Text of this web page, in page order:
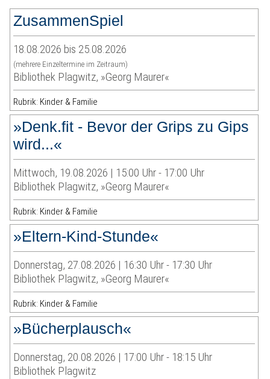
ZusammenSpiel
18.08.2026 bis 25.08.2026
(mehrere Einzeltermine im Zeitraum)
Bibliothek Plagwitz, »Georg Maurer«
Rubrik: Kinder & Familie
»Denk.fit - Bevor der Grips zu Gips
wird...«
Mittwoch, 19.08.2026 | 15:00 Uhr - 17:00 Uhr
Bibliothek Plagwitz, »Georg Maurer«
Rubrik: Kinder & Familie
»Eltern-Kind-Stunde«
Donnerstag, 27.08.2026 | 16:30 Uhr - 17:30 Uhr
Bibliothek Plagwitz, »Georg Maurer«
Rubrik: Kinder & Familie
»Bücherplausch«
Donnerstag, 20.08.2026 | 17:00 Uhr - 18:15 Uhr
Bibliothek Plagwitz